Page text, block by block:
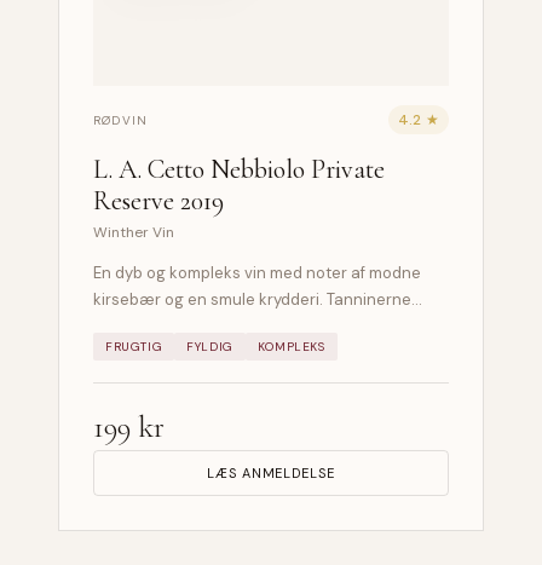
RØDVIN 4.2 ★
L. A. Cetto Nebbiolo Private
Reserve 2019
Winther Vin
En dyb og kompleks vin med noter af modne
kirsebær og en smule krydderi. Tanninerne…
FRUGTIG FYLDIG KOMPLEKS
199 kr
LÆS ANMELDELSE